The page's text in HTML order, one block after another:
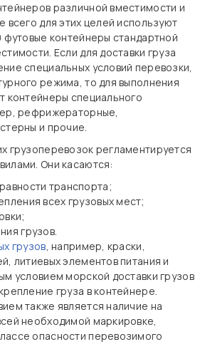
различной вместимости и
всего для этих целей используют
контейнеры стандартной
Если для доставки груза
специальных условий перевозки,
режима, то для выполнения
контейнеры специального
рефрижераторные,
и прочие.
грузоперевозок регламентируется
Они касаются:
транспорта;
всех грузовых мест;
грузов.
грузов, например, краски,
литиевых элементов питания и
условием морской доставки грузов
груза в контейнере.
также является наличие на
необходимой маркировке,
опасности перевозимого